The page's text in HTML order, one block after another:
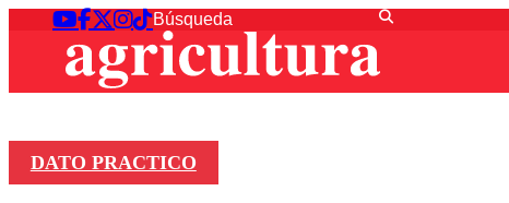
DATO PRACTICO